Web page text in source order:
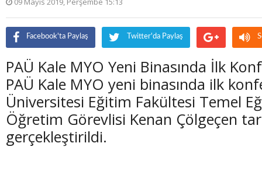
Facebook'ta Paylaş Twitter'da Paylaş
PAÜ Kale MYO Yeni Binasında İlk
PAÜ Kale MYO yeni binasında ilk
Üniversitesi Eğitim Fakültesi Temel
Öğretim Görevlisi Kenan Çölgeçen
gerçekleştirildi.